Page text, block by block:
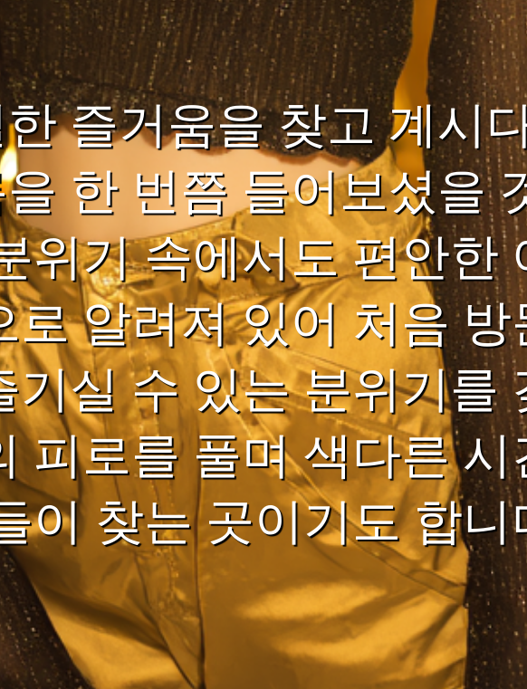
즐거움을 찾고 계시
한 번쯤 들어보셨을
위기 속에서도 편안한
로 알려져 있어 처음 방
기실 수 있는 분위기를
피로를 풀며 색다른
이 찾는 곳이기도 합니